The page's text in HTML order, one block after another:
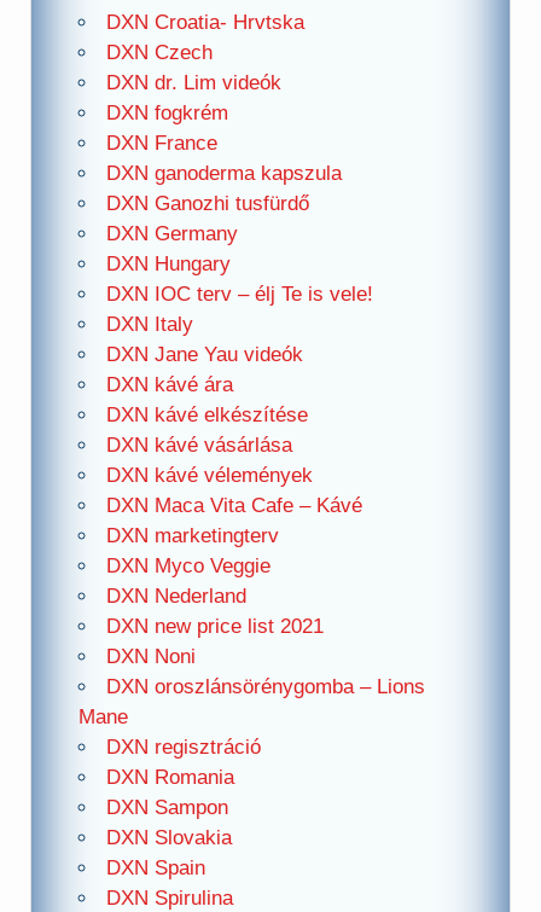
DXN Croatia- Hrvtska
DXN Czech
DXN dr. Lim videók
DXN fogkrém
DXN France
DXN ganoderma kapszula
DXN Ganozhi tusfürdő
DXN Germany
DXN Hungary
DXN IOC terv – élj Te is vele!
DXN Italy
DXN Jane Yau videók
DXN kávé ára
DXN kávé elkészítése
DXN kávé vásárlása
DXN kávé vélemények
DXN Maca Vita Cafe – Kávé
DXN marketingterv
DXN Myco Veggie
DXN Nederland
DXN new price list 2021
DXN Noni
DXN oroszlánsörénygomba – Lions
Mane
DXN regisztráció
DXN Romania
DXN Sampon
DXN Slovakia
DXN Spain
DXN Spirulina